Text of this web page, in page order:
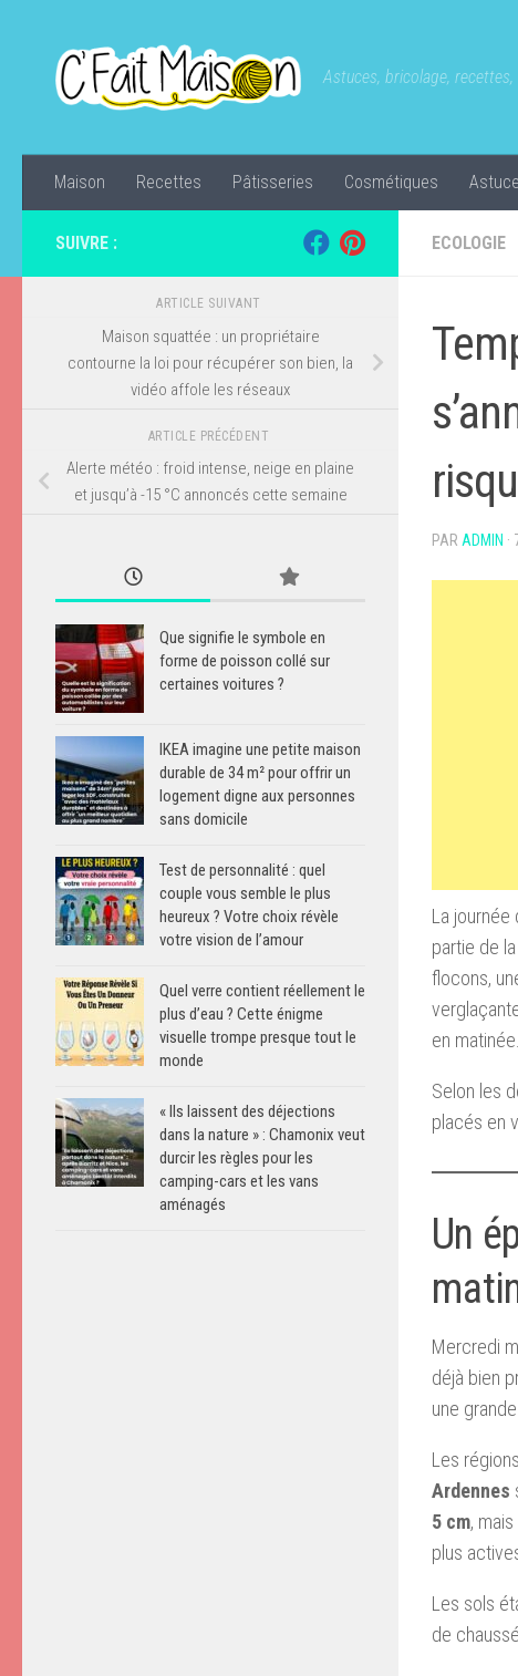
Astuces, bricolage,
Maison Recettes Pâtisseries Cosmétiques
ECOLOGIE
PAR ADMIN ·
La journée
partie de
flocons,
en matinée.
Selon les
placés en
Un
Mercredi
déjà bien
une
Les
Ardennes
5 cm,
plus
Les sols
de
SUIVRE :
ARTICLE SUIVANT
Maison squattée : un propriétaire
contourne la loi pour récupérer son bien, la
vidéo affole les réseaux
ARTICLE PRÉCÉDENT
Alerte météo : froid intense, neige en plaine
et jusqu’à -15 °C annoncés cette semaine
Que signifie le symbole en
forme de poisson collé sur
certaines voitures ?
IKEA imagine une petite maison
durable de 34 m² pour offrir un
logement digne aux personnes
sans domicile
Test de personnalité : quel
couple vous semble le plus
heureux ? Votre choix révèle
votre vision de l’amour
Quel verre contient réellement le
plus d’eau ? Cette énigme
visuelle trompe presque tout le
monde
« Ils laissent des déjections
dans la nature » : Chamonix veut
durcir les règles pour les
camping-cars et les vans
aménagés